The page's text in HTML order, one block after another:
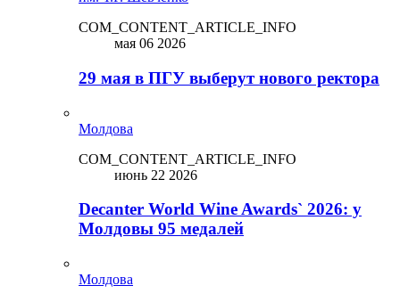
COM_CONTENT_ARTICLE_INFO
мая 06 2026
29 мая в ПГУ выберут нового ректора
Молдова
COM_CONTENT_ARTICLE_INFO
июнь 22 2026
Decanter World Wine Awards` 2026: у
Молдовы 95 медалей
Молдова